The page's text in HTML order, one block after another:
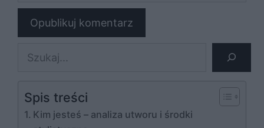
Szukaj
Spis treści
Kim jesteś – analiza utworu i środki